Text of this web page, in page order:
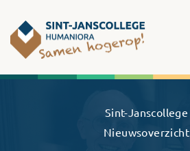
Sint-Janscollege Humaniora
Sint-Janscollege
Nieuwsoverzicht